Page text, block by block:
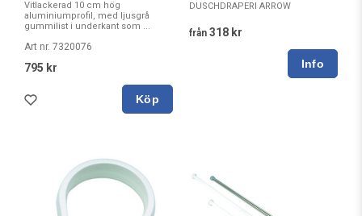
Vitlackerad 10 cm hög
aluminiumprofil, med ljusgrå
gummilist i underkant som ...
Art nr. 7320076
795 kr
Köp
DUSCHDRAPERI ARROW
från 318 kr